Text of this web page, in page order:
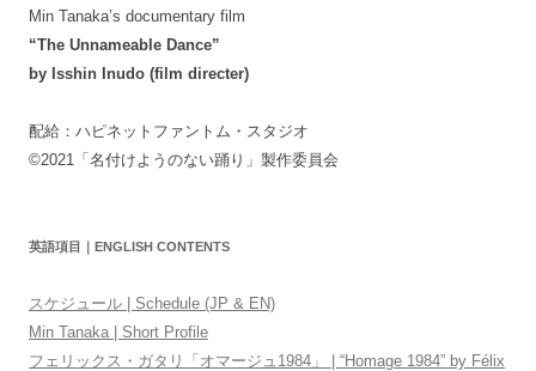
Min Tanaka’s documentary film
“The Unnameable Dance”
by Isshin Inudo (film directer)
配給：ハピネットファントム・スタジオ
©2021「名付けようのない踊り」製作委員会
英語項目｜ENGLISH CONTENTS
スケジュール | Schedule (JP & EN)
Min Tanaka | Short Profile
フェリックス・ガタリ「オマージュ1984」 | “Homage 1984” by Félix